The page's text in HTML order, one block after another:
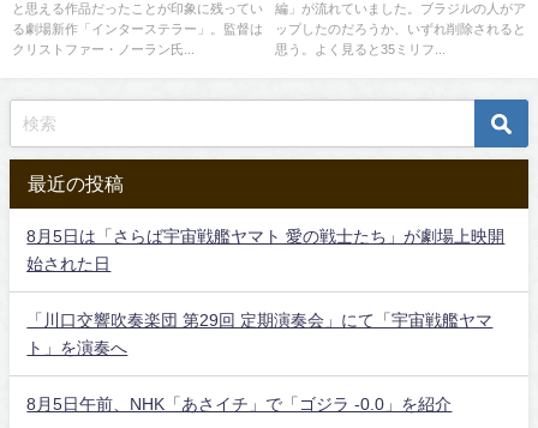
と思える作品だったことが印象に残ってい
る劇場新作「インターステラー」。監督は
クリストファー・ノーラン氏...
編」が流れていました。ブラジルの人がア
ップしたのだろうか、いずれ削除されると
思う。よく見ると35ミリフ...
最近の投稿
8月5日は「さらば宇宙戦艦ヤマト 愛の戦士たち」が劇場上映開
始された日
「川口交響吹奏楽団 第29回 定期演奏会」にて「宇宙戦艦ヤマ
ト」を演奏へ
8月5日午前、NHK「あさイチ」で「ゴジラ -0.0」を紹介